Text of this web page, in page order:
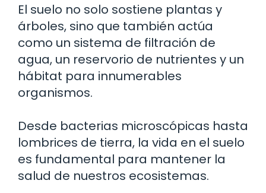
El suelo no solo sostiene plantas y
árboles, sino que también actúa
como un sistema de filtración de
agua, un reservorio de nutrientes y un
hábitat para innumerables
organismos.
Desde bacterias microscópicas hasta
lombrices de tierra, la vida en el suelo
es fundamental para mantener la
salud de nuestros ecosistemas.